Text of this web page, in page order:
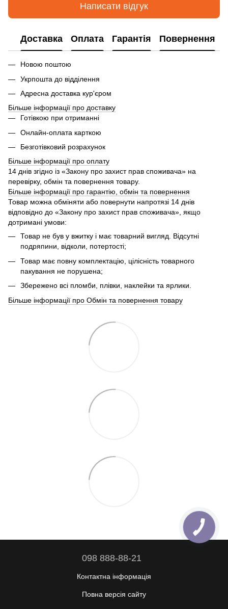
Написати відгук
Доставка Оплата Гарантія Повернення
Новою поштою
Укрпошта до відділення
Адресна доставка кур'єром
Більше інформації про доставку
Готівкою при отриманні
Онлайн-оплата карткою
Безготівковий розрахунок
Більше інформації про оплату
14 днів згідно із «Закону про захист прав споживача» на
перевірку, обмін та повернення товару.
Більше інформації про гарантію, обмін та повернення
Товар можна обміняти або повернути напротязі 14 днів
відповідно до «Закону про захист прав споживача», якщо
дотримані умови:
Товар не був у вжитку і має товарний вигляд. Відсутні
подряпини, відколи, потертості;
Товар має повну комплектацію, цілісність товарного
пакування не порушена;
Збережено всі пломби, плівки, наклейки та ярлики.
Більше інформації про Обмін та повернення товару
098 888-88-21
Контактна інформація
Повна версія сайту